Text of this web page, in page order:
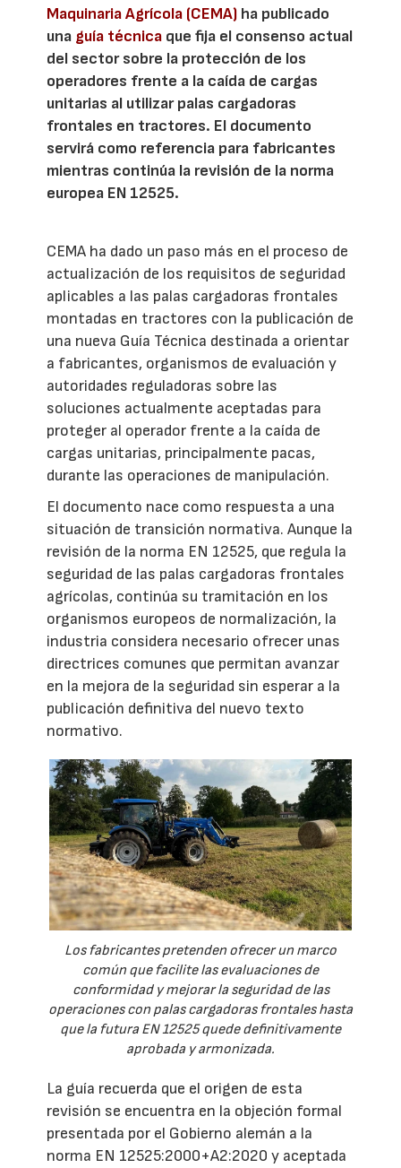
Maquinaria Agrícola (CEMA) ha publicado
una guía técnica que fija el consenso actual
del sector sobre la protección de los
operadores frente a la caída de cargas
unitarias al utilizar palas cargadoras
frontales en tractores. El documento
servirá como referencia para fabricantes
mientras continúa la revisión de la norma
europea EN 12525.
CEMA ha dado un paso más en el proceso de
actualización de los requisitos de seguridad
aplicables a las palas cargadoras frontales
montadas en tractores con la publicación de
una nueva Guía Técnica destinada a orientar
a fabricantes, organismos de evaluación y
autoridades reguladoras sobre las
soluciones actualmente aceptadas para
proteger al operador frente a la caída de
cargas unitarias, principalmente pacas,
durante las operaciones de manipulación.
El documento nace como respuesta a una
situación de transición normativa. Aunque la
revisión de la norma EN 12525, que regula la
seguridad de las palas cargadoras frontales
agrícolas, continúa su tramitación en los
organismos europeos de normalización, la
industria considera necesario ofrecer unas
directrices comunes que permitan avanzar
en la mejora de la seguridad sin esperar a la
publicación definitiva del nuevo texto
normativo.
Los fabricantes pretenden ofrecer un marco
común que facilite las evaluaciones de
conformidad y mejorar la seguridad de las
operaciones con palas cargadoras frontales hasta
que la futura EN 12525 quede definitivamente
aprobada y armonizada.
La guía recuerda que el origen de esta
revisión se encuentra en la objeción formal
presentada por el Gobierno alemán a la
norma EN 12525:2000+A2:2020 y aceptada